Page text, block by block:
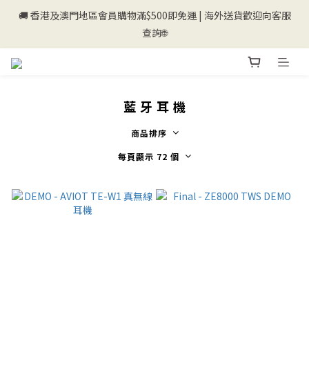
💰新登記會員即送50購物金💰
🚚 香港及澳門地區會員購物滿$500即免運 | 海外送貨歡迎向客服
查詢🌐
藍 牙 耳 機
商品排序
每頁顯示 72 個